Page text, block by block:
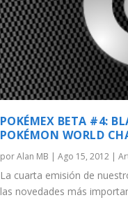
POKÉMEX BETA #4:
POKÉMON WORLD
porAlan MB | Ago 15, 2012|
La cuarta emisión de
las novedades más